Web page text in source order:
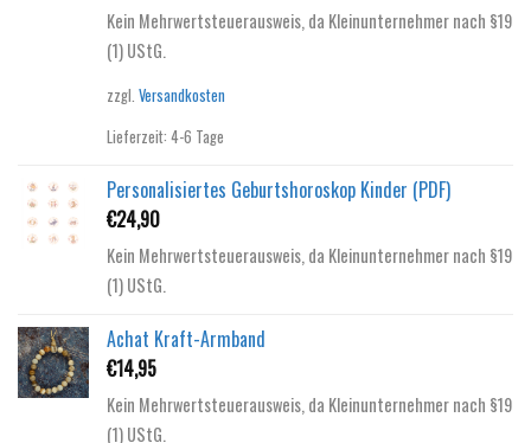
Kein Mehrwertsteuerausweis, da Kleinunternehmer nach §19
(1) UStG.
zzgl. Versandkosten
Lieferzeit: 4-6 Tage
Personalisiertes Geburtshoroskop Kinder (PDF)
€24,90
Kein Mehrwertsteuerausweis, da Kleinunternehmer nach §19
(1) UStG.
Achat Kraft-Armband
€14,95
Kein Mehrwertsteuerausweis, da Kleinunternehmer nach §19
(1) UStG.